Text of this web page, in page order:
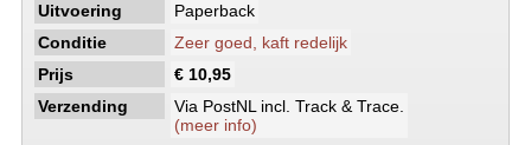
Uitvoering
Paperback
Conditie
Zeer goed, kaft redelijk
Prijs
€ 10,95
Verzending
Via PostNL incl. Track & Trace.
(meer info)